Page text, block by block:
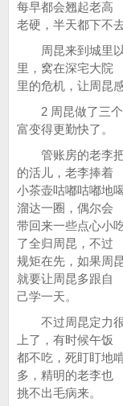
每早都会翘起老高
老硬，半天都下不去
周昆来到城里以
里，窝在深宅大院
里的危机，让周昆
2 周昆做了三个
富变得更勤快了。
管账房的老李把
的活儿，老李捧着
小茶壶咕嘟咕嘟地
溜达一圈，偶尔会
带回来一些点心小
了全归周昆，不过
规矩在先，如果周
就要让周昆多跟自
己学一天。
不过周昆定力很
上了，有时候午饭
都不吃，死盯盯地
多，精明的老李也
挑不出毛病来。